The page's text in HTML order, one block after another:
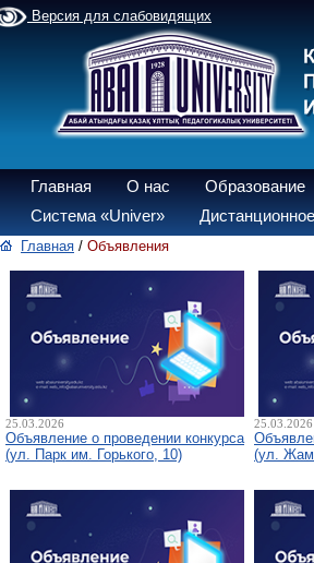
Версия для слабовидящих
Главная О нас Образование
Система «Univer»
Главная / Объявления
25.03.2026
Объявление о проведении конкурса
(ул. Парк им. Горького, 10)
25.03.2026
(ул.